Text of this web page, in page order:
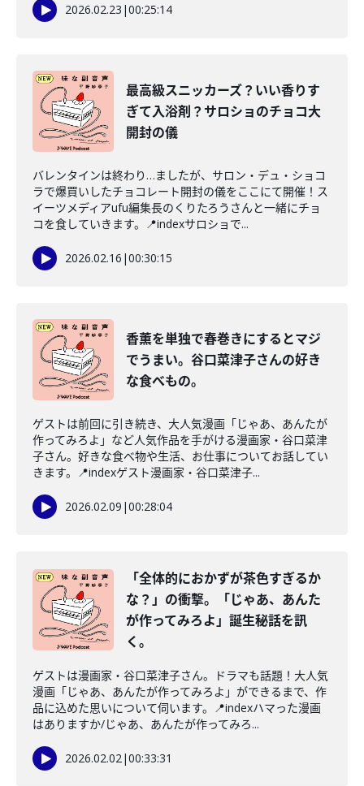
2026.02.23 |00:25:14
最高級スニッカーズ？いい香りす
ぎて入浴剤？サロショのチョコ大
開封の儀
バレンタインは終わり…ましたが、サロン・デュ・ショコ
ラで爆買いしたチョコレート開封の儀をここにて開催！ス
イーツメディアufu編集長のくりたろうさんと一緒にチョ
コを食していきます。📍indexサロショで...
2026.02.16 |00:30:15
香薫を単独で春巻きにするとマジ
でうまい。谷口菜津子さんの好き
な食べもの。
ゲストは前回に引き続き、大人気漫画「じゃあ、あんたが
作ってみろよ」など人気作品を手がける漫画家・谷口菜津
子さん。好きな食べ物や生活、お仕事についてお話してい
きます。📍indexゲスト漫画家・谷口菜津子...
2026.02.09 |00:28:04
「全体的におかずが茶色すぎるか
な？」の衝撃。「じゃあ、あんた
が作ってみろよ」誕生秘話を訊
く。
ゲストは漫画家・谷口菜津子さん。ドラマも話題！大人気
漫画「じゃあ、あんたが作ってみろよ」ができるまで、作
品に込めた思いについて伺います。📍indexハマった漫画
はありますか/じゃあ、あんたが作ってみろ...
2026.02.02|00:33:31